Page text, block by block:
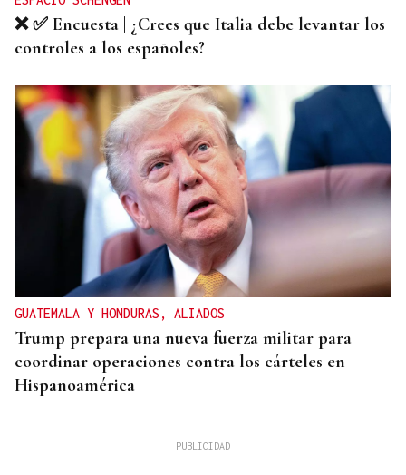
❌ ✅ Encuesta | ¿Crees que Italia debe levantar los
controles a los españoles?
GUATEMALA Y HONDURAS, ALIADOS
Trump prepara una nueva fuerza militar para
coordinar operaciones contra los cárteles en
Hispanoamérica